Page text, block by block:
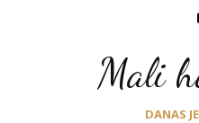
Mali
DANAS